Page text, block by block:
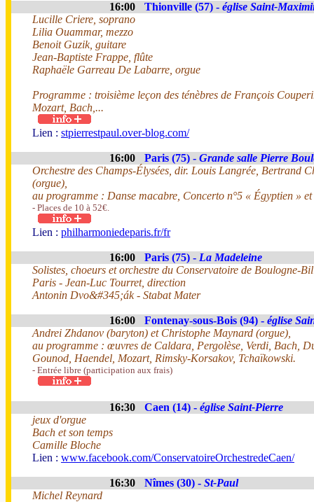
16:00 Thionville (57) - église Saint-
Lucille Criere, soprano
Lilia Ouammar, mezzo
Benoit Guzik, guitare
Jean-Baptiste Frappe, flûte
Raphaële Garreau De Labarre, orgue
Programme : troisième leçon des ténèbres de François
Mozart, Bach,...
Lien : stpierrestpaul.over-blog.com/
16:00 Paris (75) - Grande salle Pierre
Orchestre des Champs-Élysées, dir. Louis Langrée, Bertrand
(orgue),
au programme : Danse macabre, Concerto n°5 « Égyptien » et
- Places de 10 à 52€.
Lien : philharmoniedeparis.fr/fr
16:00 Paris (75) - La Madeleine
Solistes, choeurs et orchestre du Conservatoire de Boulogne-
Paris - Jean-Luc Tourret, direction
Antonin Dvo&#345;ák - Stabat Mater
16:00 Fontenay-sous-Bois (94) - église
Andrei Zhdanov (baryton) et Christophe Maynard (orgue),
au programme : œuvres de Caldara, Pergolèse, Verdi, Bach,
Gounod, Haendel, Mozart, Rimsky-Korsakov, Tchaïkowski.
- Entrée libre (participation aux frais)
16:30 Caen (14) - église Saint-Pierre
jeux d'orgue
Bach et son temps
Camille Bloche
Lien : www.facebook.com/ConservatoireOrchestredeCaen/
16:30 Nîmes (30) - St-Paul
Michel Reynard